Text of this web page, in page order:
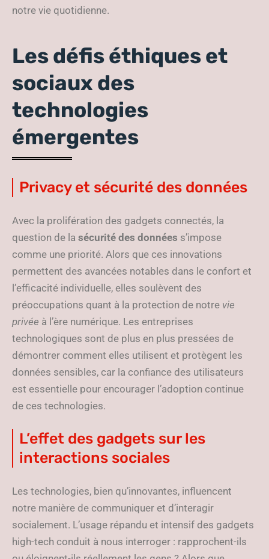
notre vie quotidienne.
Les défis éthiques et
sociaux des
technologies
émergentes
Privacy et sécurité des données
Avec la prolifération des gadgets connectés, la
question de la sécurité des données s’impose
comme une priorité. Alors que ces innovations
permettent des avancées notables dans le confort et
l’efficacité individuelle, elles soulèvent des
préoccupations quant à la protection de notre vie
privée à l’ère numérique. Les entreprises
technologiques sont de plus en plus pressées de
démontrer comment elles utilisent et protègent les
données sensibles, car la confiance des utilisateurs
est essentielle pour encourager l’adoption continue
de ces technologies.
L’effet des gadgets sur les
interactions sociales
Les technologies, bien qu’innovantes, influencent
notre manière de communiquer et d’interagir
socialement. L’usage répandu et intensif des gadgets
high-tech conduit à nous interroger : rapprochent-ils